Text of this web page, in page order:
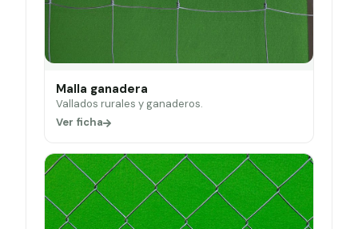
Malla ganadera
Vallados rurales y ganaderos.
Ver ficha